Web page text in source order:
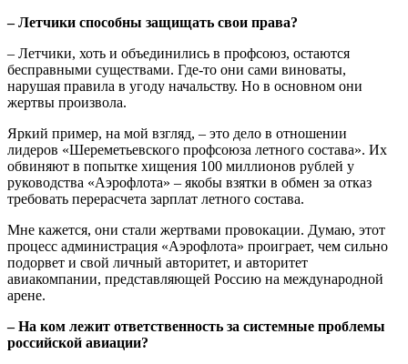
– Летчики способны защищать свои права?
– Летчики, хоть и объединились в профсоюз, остаются
бесправными существами. Где-то они сами виноваты,
нарушая правила в угоду начальству. Но в основном они
жертвы произвола.
Яркий пример, на мой взгляд, – это дело в отношении
лидеров «Шереметьевского профсоюза летного состава». Их
обвиняют в попытке хищения 100 миллионов рублей у
руководства «Аэрофлота» – якобы взятки в обмен за отказ
требовать перерасчета зарплат летного состава.
Мне кажется, они стали жертвами провокации. Думаю, этот
процесс администрация «Аэрофлота» проиграет, чем сильно
подорвет и свой личный авторитет, и авторитет
авиакомпании, представляющей Россию на международной
арене.
– На ком лежит ответственность за системные проблемы
российской авиации?